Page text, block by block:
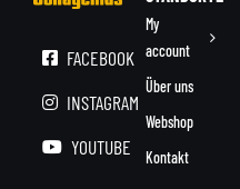
FACEBOOK
INSTAGRAM
YOUTUBE
My
account
Über uns
Webshop
Kontakt